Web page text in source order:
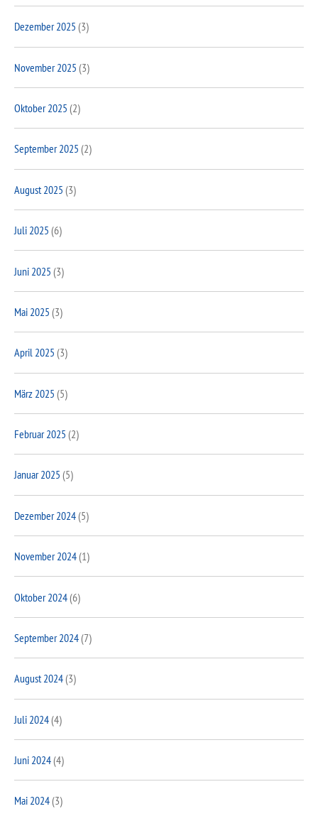
Dezember 2025 (3)
November 2025 (3)
Oktober 2025 (2)
September 2025 (2)
August 2025 (3)
Juli 2025 (6)
Juni 2025 (3)
Mai 2025 (3)
April 2025 (3)
März 2025 (5)
Februar 2025 (2)
Januar 2025 (5)
Dezember 2024(5)
November 2024(1)
Oktober 2024(6)
September 2024(7)
August 2024(3)
Juli 2024(4)
Juni 2024(4)
Mai 2024(3)